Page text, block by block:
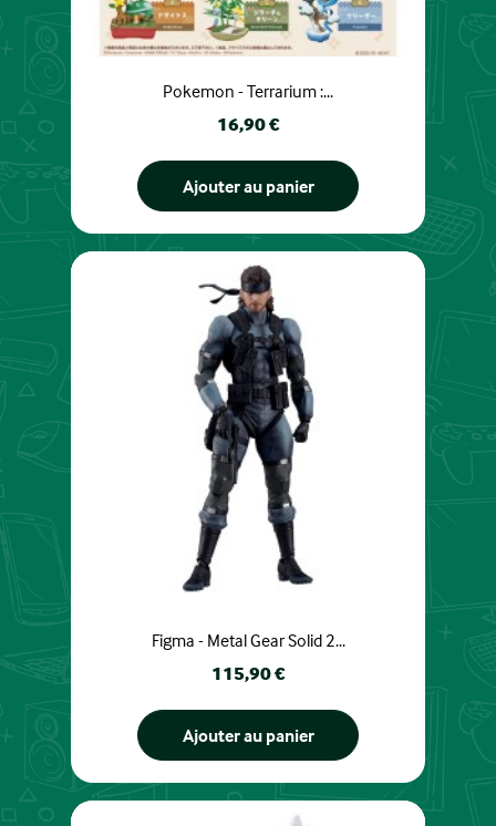
Pokemon - Terrarium :...
Prix
16,90 €
Ajouter au panier
Figma - Metal Gear Solid 2...
Prix
115,90 €
Ajouter au panier